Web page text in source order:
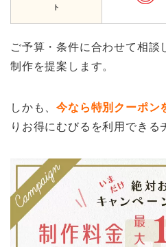
ト
ご予算・条件に合わせて相談
制作を提案します。
しかも、今なら特別クーポン
りお得にむびるを利用できる